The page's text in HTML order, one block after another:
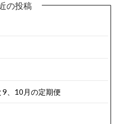
の投稿
9、10月の定期便